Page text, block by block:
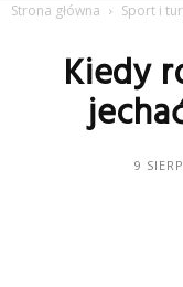
Strona główna Sport i
Kiedy
9